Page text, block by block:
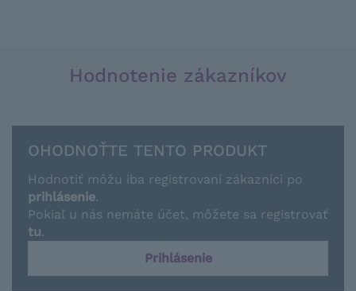
Hodnotenie zákazníkov
OHODNOŤTE TENTO PRODUKT
Hodnotiť môžu iba registrovaní zákazníci po
prihlásenie.
Pokiaľ u nás nemáte účet, môžete sa registrovať
tu.
Prihlásenie